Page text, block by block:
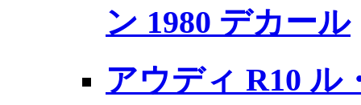
ン 1980 デカール
アウディ R10 ル